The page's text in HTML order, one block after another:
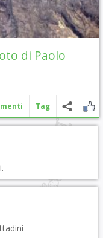
di Paolo
Tag